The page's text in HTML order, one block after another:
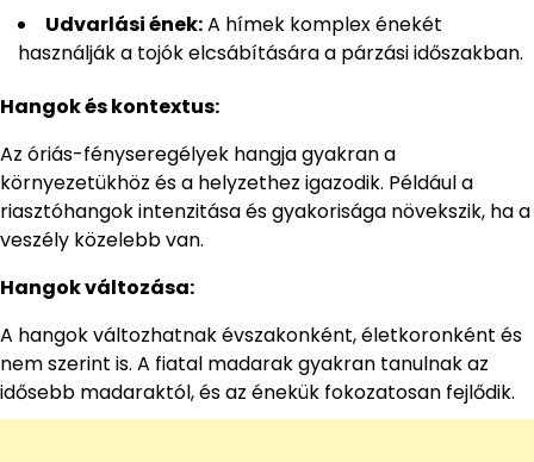
Udvarlási ének:A hímek komplex énekét
használják a tojók elcsábítására a párzási időszakban.
Hangok és kontextus:
Az óriás-fényseregélyek hangja gyakran a
környezetükhöz és a helyzethez igazodik. Például a
riasztóhangok intenzitása és gyakorisága növekszik, ha a
veszély közelebb van.
Hangok változása:
A hangok változhatnak évszakonként, életkoronként és
nem szerint is. A fiatal madarak gyakran tanulnak az
idősebb madaraktól, és az énekük fokozatosan fejlődik.